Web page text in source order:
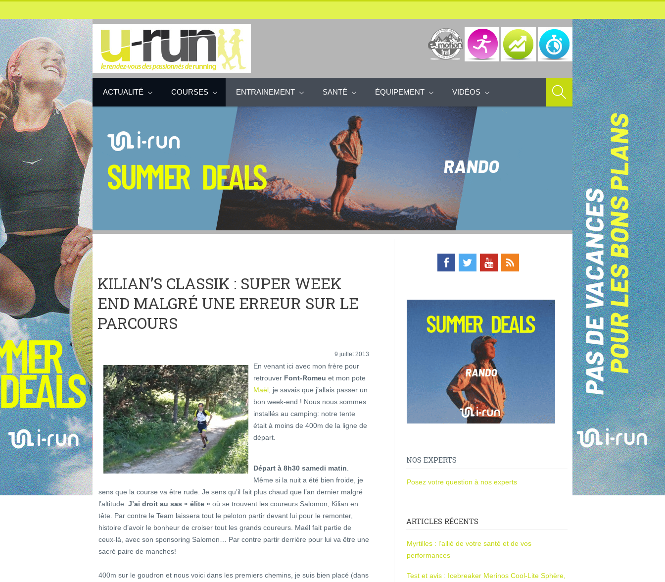
ACTUALITÉ COURSES ENTRAINEMENT SANTÉ ÉQUIPEMENT VIDÉOS
KILIAN’S CLASSIK : SUPER WEEK
END MALGRÉ UNE ERREUR SUR LE
PARCOURS
9 juillet 2013
En venant ici avec mon frère pour
retrouver Font-Romeu et mon pote
Maël , je savais que j’allais passer un
bon week-end ! Nous nous sommes
installés au camping: notre tente
était à moins de 400m de la ligne de
départ.
Départ à 8h30 samedi matin
Même si la nuit a été bien froide, je
sens que la course va être rude. Je sens qu’il fait plus chaud que l’an dernier malgré
l’altitude. J’ai droit au sas « élite » où se trouvent les coureurs Salomon, Kilian en
tête. Par contre le Team laissera tout le peloton partir devant lui pour le remonter,
histoire d’avoir le bonheur de croiser tout les grands coureurs. Maël fait partie de
ceux-là, avec son sponsoring Salomon… Par contre partir derrière pour lui va être une
sacré paire de manches!
400m sur le goudron et nous voici dans les premiers chemins, je suis bien placé (dans
NOS EXPERTS
Posez votre question à nos experts
ARTICLES RÉCENTS
Myrtilles : l’allié de votre santé et de vos
performances
Test et avis : Icebreaker Merinos Cool-Lite Sphère,